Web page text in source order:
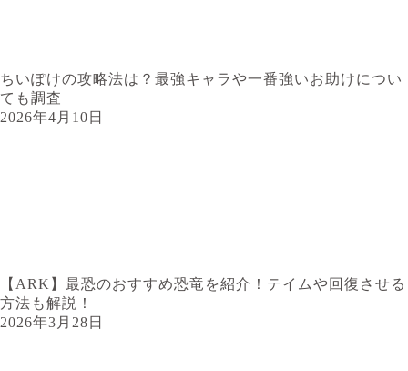
ちいぽけの攻略法は？最強キャラや一番強いお助けについ
ても調査
2026年4月10日
【ARK】最恐のおすすめ恐竜を紹介！テイムや回復させる
方法も解説！
2026年3月28日